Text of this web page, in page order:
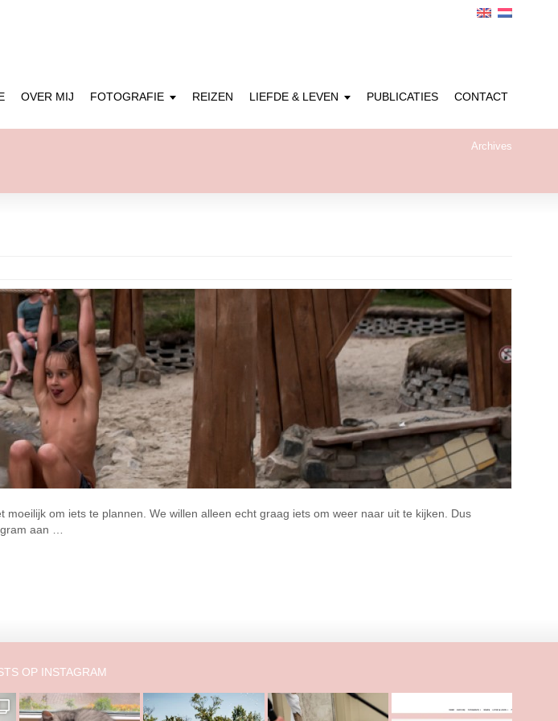
OVER MIJ FOTOGRAFIE REIZEN LIEFDE & LEVEN PUBLICATIES CONTACT
Archives
om iets te plannen. We willen alleen echt graag iets om weer naar uit te kijken. Dus
aan …
OP INSTAGRAM